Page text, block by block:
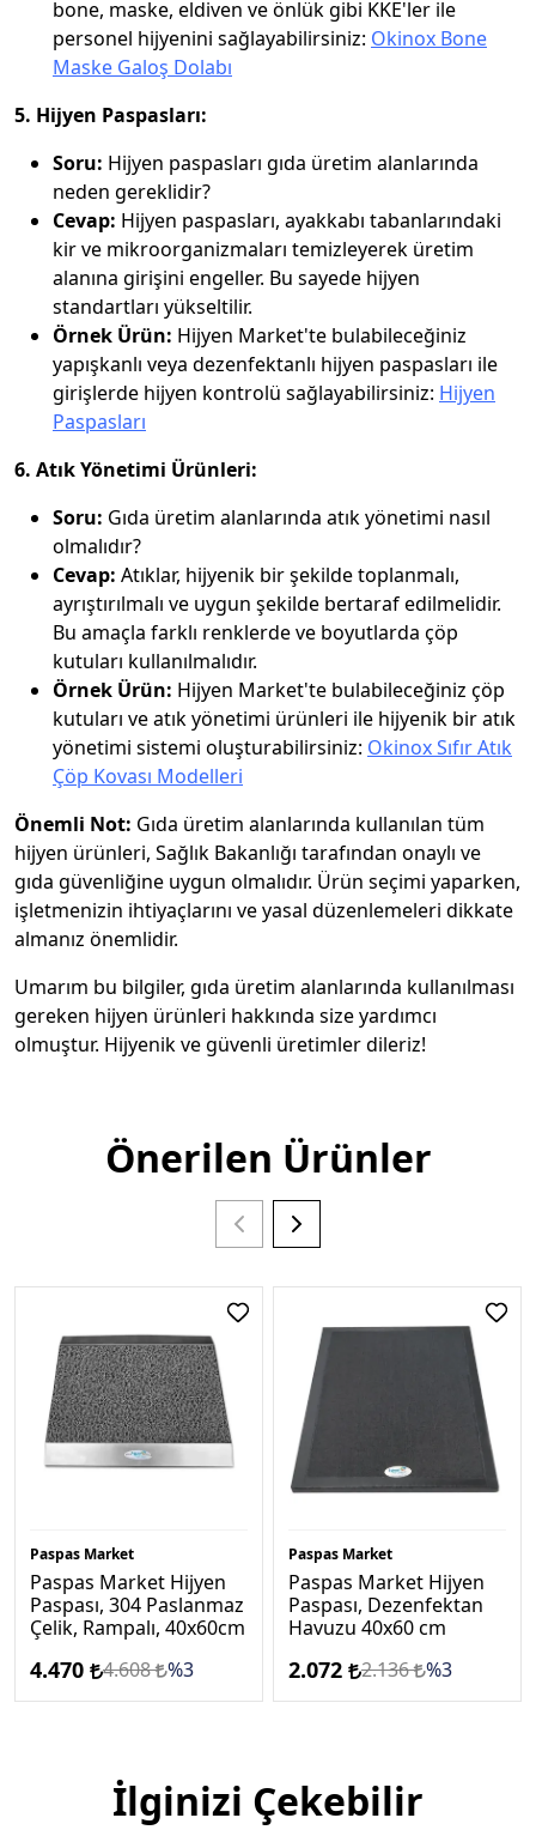
bone, maske, eldiven ve önlük gibi KKE'ler ile
personel hijyenini sağlayabilirsiniz: Okinox Bone
Maske Galoş Dolabı
5. Hijyen Paspasları:
Soru: Hijyen paspasları gıda üretim alanlarında
neden gereklidir?
Cevap: Hijyen paspasları, ayakkabı tabanlarındaki
kir ve mikroorganizmaları temizleyerek üretim
alanına girişini engeller. Bu sayede hijyen
standartları yükseltilir.
Örnek Ürün: Hijyen Market'te bulabileceğiniz
yapışkanlı veya dezenfektanlı hijyen paspasları ile
girişlerde hijyen kontrolü sağlayabilirsiniz: Hijyen
Paspasları
6. Atık Yönetimi Ürünleri:
Soru: Gıda üretim alanlarında atık yönetimi nasıl
olmalıdır?
Cevap: Atıklar, hijyenik bir şekilde toplanmalı,
ayrıştırılmalı ve uygun şekilde bertaraf edilmelidir.
Bu amaçla farklı renklerde ve boyutlarda çöp
kutuları kullanılmalıdır.
Örnek Ürün: Hijyen Market'te bulabileceğiniz çöp
kutuları ve atık yönetimi ürünleri ile hijyenik bir atık
yönetimi sistemi oluşturabilirsiniz: Okinox Sıfır Atık
Çöp Kovası Modelleri
Önemli Not: Gıda üretim alanlarında kullanılan tüm
hijyen ürünleri, Sağlık Bakanlığı tarafından onaylı ve
gıda güvenliğine uygun olmalıdır. Ürün seçimi yaparken,
işletmenizin ihtiyaçlarını ve yasal düzenlemeleri dikkate
almanız önemlidir.
Umarım bu bilgiler, gıda üretim alanlarında kullanılması
gereken hijyen ürünleri hakkında size yardımcı
olmuştur. Hijyenik ve güvenli üretimler dileriz!
Önerilen Ürünler
Paspas Market
Paspas Market Hijyen
Paspası, 304 Paslanmaz
Çelik, Rampalı, 40x60cm
4.470 4.608 %3
Paspas Market
Paspas Market Hijyen
Paspası, Dezenfektan
Havuzu 40x60 cm
2.072 2.136 %3
İlginizi Çekebilir